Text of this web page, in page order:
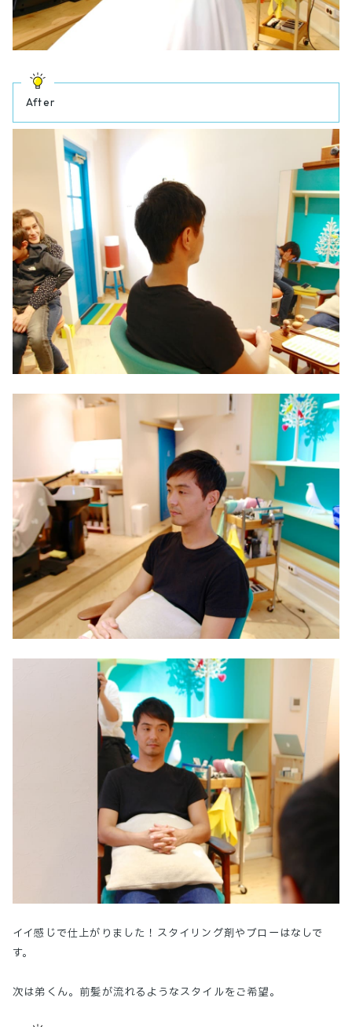
After
イイ感じで仕上がりました！スタイリング剤やブローはなしで
す。
次は弟くん。前髪が流れるようなスタイルをご希望。